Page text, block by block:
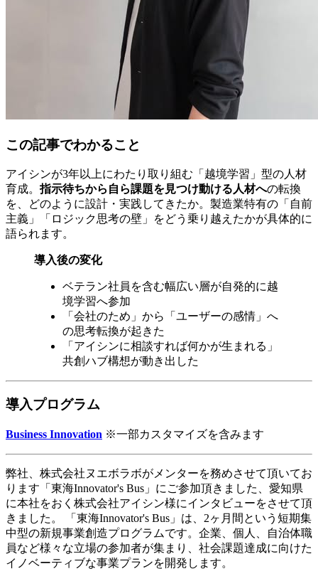
この記事でわかること
アイシンが3年以上にわたり取り組む「越境学習」型の人材
育成。指示待ちから自ら課題を見つけ動ける人材への転換
を、どのように設計・実践してきたか。製造業特有の「自前
主義」「ロジック思考の壁」をどう乗り越えたかが具体的に
語られます。
導入後の変化
ベテラン社員を含む幅広い層が自発的に越
境学習へ参加
「会社のため」から「ユーザーの感情」へ
の思考転換が起きた
「アイシンに相談すれば何かが生まれる」
共創ハブ構想が動き出した
導入プログラム
Business Innovation ※一部カスタマイズを含みます
弊社、株式会社ヌエボラボがメンターを務めさせて頂いてお
ります「東海Innovator's Bus」にご参加頂きました、愛知県
に本社をおく株式会社アイシン様にインタビューをさせて頂
きました。 「東海Innovator's Bus」は、2ヶ月間という短期集
中型の新規事業創造プログラムです。企業、個人、自治体職
員など様々な立場の参加者が集まり、社会課題達成に向けた
イノベーティブな事業プランを開発します。